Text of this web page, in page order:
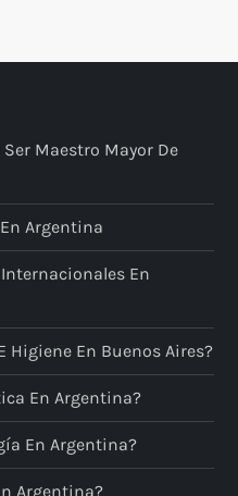
Maestro Mayor De
Argentina
En
Higiene En Buenos Aires?
En Argentina?
En Argentina?
Argentina?